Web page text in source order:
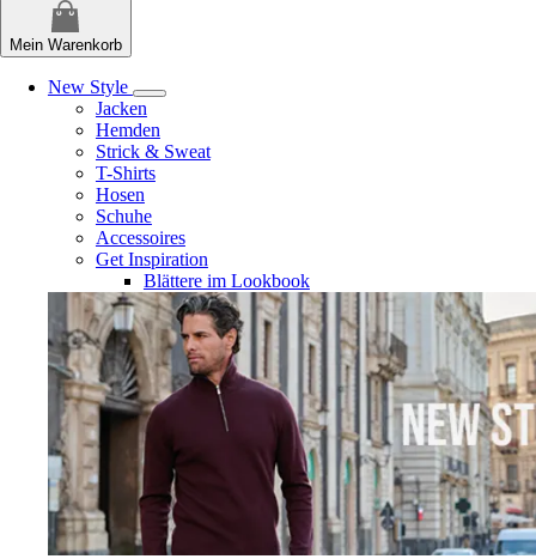
Mein Warenkorb
New Style
Jacken
Hemden
Strick & Sweat
T-Shirts
Hosen
Schuhe
Accessoires
Get Inspiration
Blättere im Lookbook